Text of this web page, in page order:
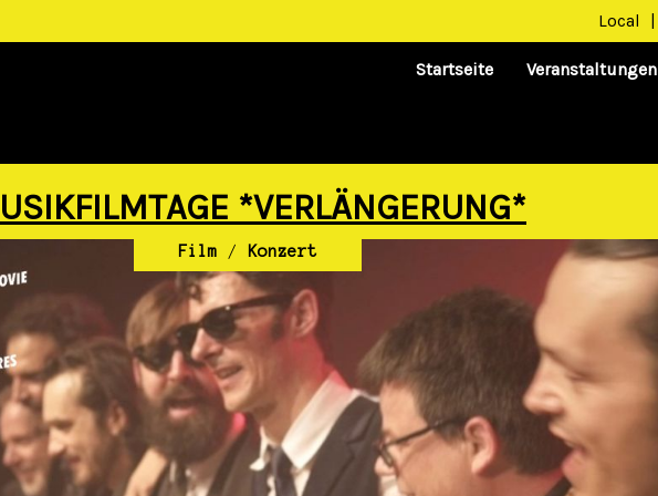
Local |
Startseite Veranstaltungen
*VERLÄNGERUNG*
Film / Konzert